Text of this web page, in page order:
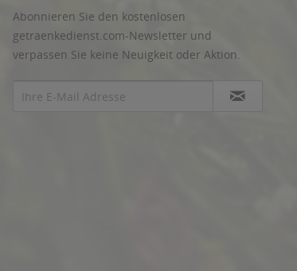
Abonnieren Sie den kostenlosen
getraenkedienst.com-Newsletter und
verpassen Sie keine Neuigkeit oder Aktion.